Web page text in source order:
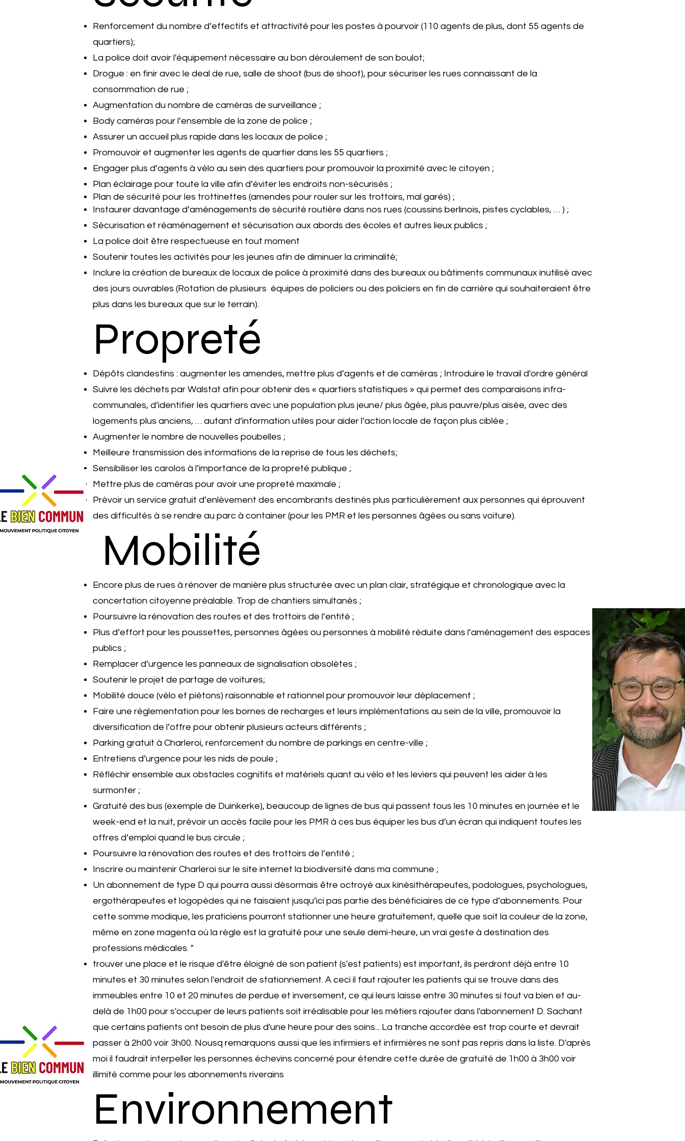
Renforcement du nombre d’effectifs et attractivité pour les postes à pourvoir (110 agents de plus, dont 55 agents de
quartiers);
La police doit avoir l'équipement nécessaire au bon déroulement de son boulot;
Drogue : en finir avec le deal de rue, salle de shoot (bus de shoot), pour sécuriser les rues connaissant de la
consommation de rue ;
Augmentation du nombre de caméras de surveillance ;
Body caméras pour l’ensemble de la zone de police ;
Assurer un accueil plus rapide dans les locaux de police ;
Promouvoir et augmenter les agents de quartier dans les 55 quartiers ;
Engager plus d’agents à vélo au sein des quartiers pour promouvoir la proximité avec le citoyen ;
Plan éclairage pour toute la ville afin d’éviter les endroits non-sécurisés ;
Plan de sécurité pour les trottinettes (amendes pour rouler sur les trottoirs, mal garés) ;
Instaurer davantage d’aménagements de sécurité routière dans nos rues (coussins berlinois, pistes cyclables, … ) ;
Sécurisation et réaménagement et sécurisation aux abords des écoles et autres lieux publics ;
La police doit être respectueuse en tout moment
Soutenir toutes les activités pour les jeunes afin de diminuer la criminalité;
Inclure la création de bureaux de locaux de police à proximité dans des bureaux ou bâtiments communaux inutilisé avec
des jours ouvrables (Rotation de plusieurs équipes de policiers ou des policiers en fin de carrière qui souhaiteraient être
plus dans les bureaux que sur le terrain).
Propreté
Dépôts clandestins : augmenter les amendes, mettre plus d’agents et de caméras ; Introduire le travail d'ordre général
Suivre les déchets par Walstat afin pour obtenir des « quartiers statistiques » qui permet des comparaisons infra-
communales, d’identifier les quartiers avec une population plus jeune/ plus âgée, plus pauvre/plus aisée, avec des
logements plus anciens, … autant d’information utiles pour aider l’action locale de façon plus ciblée ;
Augmenter le nombre de nouvelles poubelles ;
Meilleure transmission des informations de la reprise de tous les déchets;
Sensibiliser les carolos à l’importance de la propreté publique ;
Mettre plus de caméras pour avoir une propreté maximale ;
Prévoir un service gratuit d’enlèvement des encombrants destinés plus particulièrement aux personnes qui éprouvent
des difficultés à se rendre au parc à container (pour les PMR et les personnes âgées ou sans voiture).
Mobilité
Encore plus de rues à rénover de manière plus structurée avec un plan clair, stratégique et chronologique avec la
concertation citoyenne préalable. Trop de chantiers simultanés ;
Poursuivre la rénovation des routes et des trottoirs de l’entité ;
Plus d’effort pour les poussettes, personnes âgées ou personnes à mobilité réduite dans l’aménagement des espaces
publics ;
Remplacer d’urgence les panneaux de signalisation obsolètes ;
Soutenir le projet de partage de voitures;
Mobilité douce (vélo et piétons) raisonnable et rationnel pour promouvoir leur déplacement ;
Faire une réglementation pour les bornes de recharges et leurs implémentations au sein de la ville, promouvoir la
diversification de l’offre pour obtenir plusieurs acteurs différents ;
Parking gratuit à Charleroi, renforcement du nombre de parkings en centre-ville ;
Entretiens d’urgence pour les nids de poule ;
Réfléchir ensemble aux obstacles cognitifs et matériels quant au vélo et les leviers qui peuvent les aider à les
surmonter ;
Gratuité des bus (exemple de Duinkerke), beaucoup de lignes de bus qui passent tous les 10 minutes en journée et le
week-end et la nuit, prévoir un accès facile pour les PMR à ces bus équiper les bus d’un écran qui indiquent toutes les
offres d’emploi quand le bus circule ;
Poursuivre la rénovation des routes et des trottoirs de l’entité ;
Inscrire ou maintenir Charleroi sur le site internet la biodiversité dans ma commune ;
Un abonnement de type D qui pourra aussi désormais être octroyé aux kinésithérapeutes, podologues, psychologues,
ergothérapeutes et logopèdes qui ne faisaient jusqu’ici pas partie des bénéficiaires de ce type d’abonnements. Pour
cette somme modique, les praticiens pourront stationner une heure gratuitement, quelle que soit la couleur de la zone,
même en zone magenta où la règle est la gratuité pour une seule demi-heure, un vrai geste à destination des
professions médicales. "
trouver une place et le risque d'être éloigné de son patient (s'est patients) est important, ils perdront déjà entre 10
minutes et 30 minutes selon l'endroit de stationnement. A ceci il faut rajouter les patients qui se trouve dans des
immeubles entre 10 et 20 minutes de perdue et inversement, ce qui leurs laisse entre 30 minutes si tout va bien et au-
delà de 1h00 pour s'occuper de leurs patients soit irréalisable pour les métiers rajouter dans l'abonnement D. Sachant
que certains patients ont besoin de plus d'une heure pour des soins... La tranche accordée est trop courte et devrait
passer à 2h00 voir 3h00. Nousq remarquons aussi que les infirmiers et infirmières ne sont pas repris dans la liste. D'après
moi il faudrait interpeller les personnes échevins concerné pour étendre cette durée de gratuité de 1h00 à 3h00 voir
illimité comme pour les abonnements riverains
Environnement